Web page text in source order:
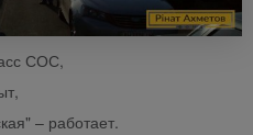
СОС,
– работает.